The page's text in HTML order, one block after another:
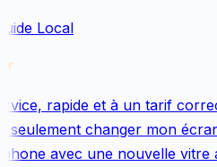
Local
rapide et à un tarif
changer mon
avec une nouvelle vitre